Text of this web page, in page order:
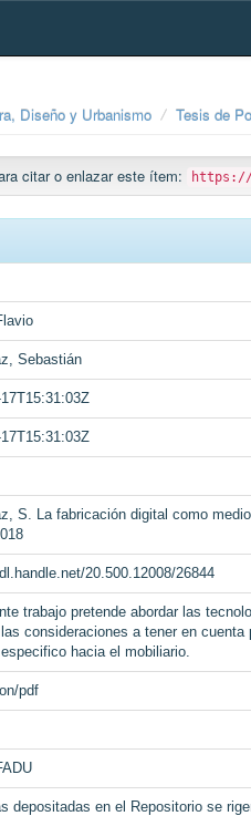
Diseño y Urbanismo Tesis de
citar o enlazar este ítem: https://
Sebastián
S. La fabricación digital como
20.500.12008/26844
trabajo pretende abordar las
consideraciones a tener en
hacia el mobiliario.
pdf
depositadas en el Repositorio se